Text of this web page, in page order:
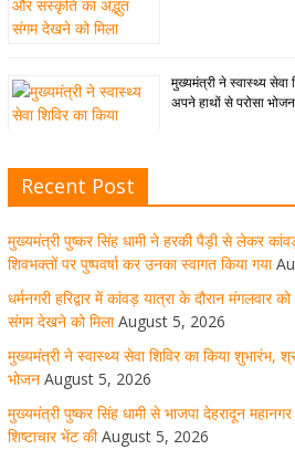
मुख्यमंत्री ने स्वास्थ्य सेवा
अपने हाथों से परोसा भोजन
सिद्धार्थ अग्रवाल ने
1
सीएम धामी ने हरिद्वार में
धोकर किया स्वागत
August 5, 2026 1
Recent Post
मुख्यमंत्री पुष्कर सिंह धामी ने हरकी पैड़ी से लेकर कांवड़
शिवभक्तों पर पुष्पवर्षा कर उनका स्वागत किया गया
धर्मनगरी हरिद्वार में कांवड़ यात्रा के दौरान
संगम देखने को मिला August 5, 2026
मुख्यमंत्री ने स्वास्थ्य सेवा शिविर का किया शुभारंभ,
भोजन August 5, 2026
मुख्यमंत्री पुष्कर सिंह धामी से भाजपा देहरादून
शिष्टाचार भेंट की August 5, 2026